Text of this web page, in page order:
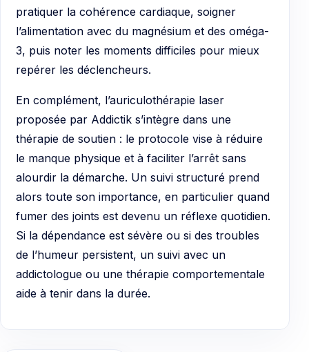
pratiquer la cohérence cardiaque, soigner
l’alimentation avec du magnésium et des oméga-
3, puis noter les moments difficiles pour mieux
repérer les déclencheurs.
En complément, l’auriculothérapie laser
proposée par Addictik s’intègre dans une
thérapie de soutien : le protocole vise à réduire
le manque physique et à faciliter l’arrêt sans
alourdir la démarche. Un suivi structuré prend
alors toute son importance, en particulier quand
fumer des joints est devenu un réflexe quotidien.
Si la dépendance est sévère ou si des troubles
de l’humeur persistent, un suivi avec un
addictologue ou une thérapie comportementale
aide à tenir dans la durée.